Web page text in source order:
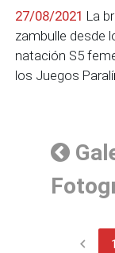
27/08/2021 La
zambulle desde
natación S5
los Juegos
chevron_left 1